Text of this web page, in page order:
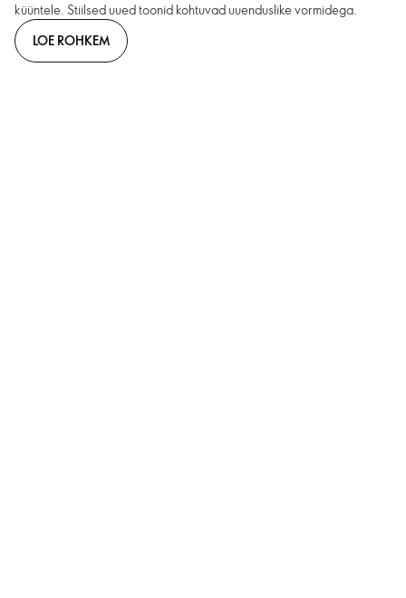
küüntele. Stiilsed uued toonid kohtuvad uuenduslike vormidega.
LOE ROHKEM